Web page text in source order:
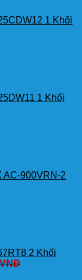
1 Khối
1 Khối
AC-900VRN-2
2 Khối
VNĐ